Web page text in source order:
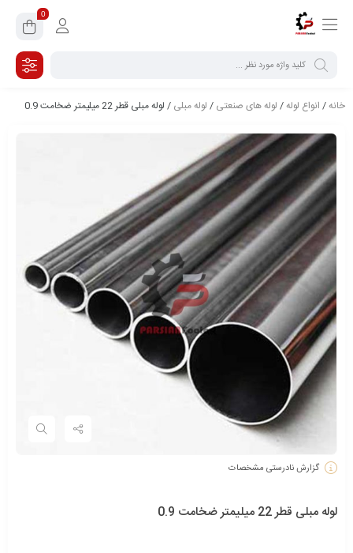
0
خانه/ انواع لوله/ لوله های صنعتی / لوله مبلی / لوله مبلی قطر 22 میلیمتر ضخامت 0.9
گزارش نادرستی مشخصات
لوله مبلی قطر 22 میلیمتر ضخامت 0.9